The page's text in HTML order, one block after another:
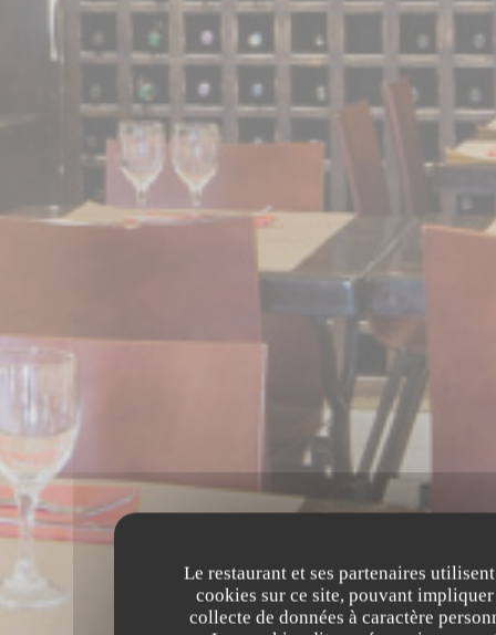
Le restaurant et ses partenaires
cookies sur ce site, pouvant
collecte de données à caractère